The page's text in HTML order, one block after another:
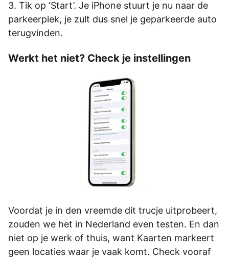
Tik op ‘Start’. Je iPhone stuurt je nu naar de
parkeerplek, je zult dus snel je geparkeerde auto
terugvinden.
Werkt het niet? Check je instellingen
Voordat je in den vreemde dit trucje uitprobeert,
zouden we het in Nederland even testen. En dan
niet op je werk of thuis, want Kaarten markeert
geen locaties waar je vaak komt. Check vooraf